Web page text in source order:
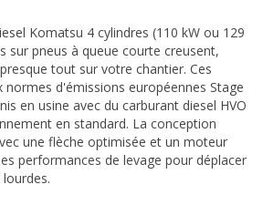
Komatsu 4 cylindres (110 kW ou 129
sur pneus à queue courte creusent,
tout sur votre chantier. Ces
d'émissions européennes Stage
en usine avec du carburant diesel HVO
en standard. La conception
une flèche optimisée et un moteur
performances de levage pour déplacer